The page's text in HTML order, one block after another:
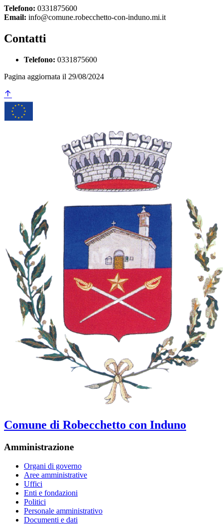
Telefono: 0331875600
Email: info@comune.robecchetto-con-induno.mi.it
Contatti
Telefono: 0331875600
Pagina aggiornata il 29/08/2024
Comune di Robecchetto con Induno
Amministrazione
Organi di governo
Aree amministrative
Uffici
Enti e fondazioni
Politici
Personale amministrativo
Documenti e dati